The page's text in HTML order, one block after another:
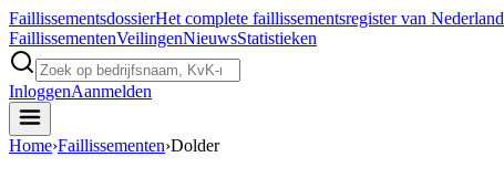
FaillissementsdossierHet complete faillissementsregister van Nederland
FaillissementenVeilingenNieuwsStatistieken
InloggenAanmelden
Home›Faillissementen›Dolder